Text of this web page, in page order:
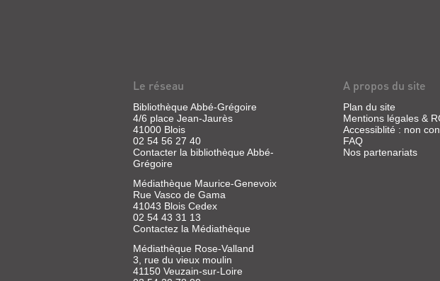
ROCK
MAGAZINE
Revue
Lellouche,
Danny
Travel
Média,
2007
Le réseau
Bibliothèque Abbé-Grégoire
4/6 place Jean-Jaurès
41000 Blois
02 54 56 27 40
Contacter la bibliothèque Abbé-
Grégoire
Médiathèque Maurice-Genevoix
Rue Vasco de Gama
41043 Blois Cedex
02 54 43 31 13
Contactez la Médiathèque
Médiathèque Rose-Valland
3, rue du vieux moulin
41150 Veuzain-sur-Loire
A propos du site
Plan du site
Mentions légales &
Accessiblité : non
FAQ
Nos partenariats